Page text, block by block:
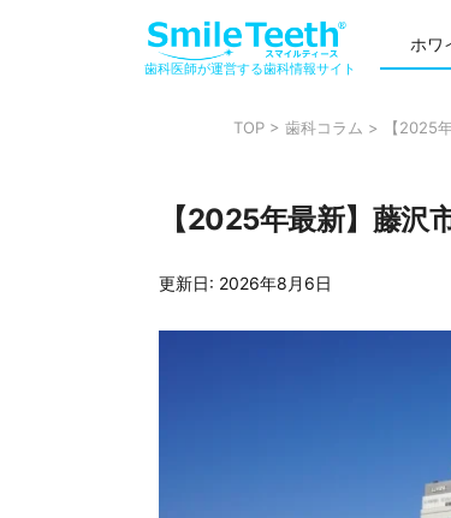
歯科医師が運営する歯科情報サイト
ホワ
TOP >歯科コラム > 【2025
【2025年最新】藤沢
更新日: 2026年8月6日